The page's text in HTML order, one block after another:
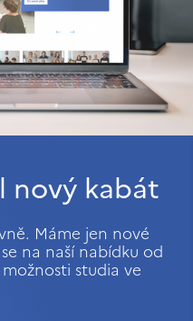
nový kabát
Máme jen nové
na naší nabídku od
studia ve